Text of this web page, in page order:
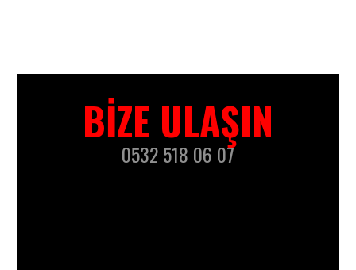
BIZE ULAŞIN
0532 518 06 07